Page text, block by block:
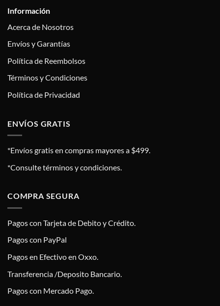
Información
Acerca de Nosotros
Envíos y Garantías
Política de Reembolsos
Términos y Condiciones
Política de Privacidad
ENVÍOS GRATIS
*Envíos gratis en compras mayores a $499.
*Consulte términos y condiciones.
COMPRA SEGURA
Pagos con Tarjeta de Debito y Crédito.
Pagos con PayPal
Pagos en Efectivo en Oxxo.
Transferencia /Deposito Bancario.
Pagos con Mercado Pago.